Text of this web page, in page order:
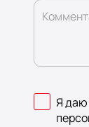
Я даю